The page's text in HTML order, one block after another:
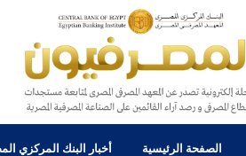
الصفحة الرئيسية أخبار البنك المركزي